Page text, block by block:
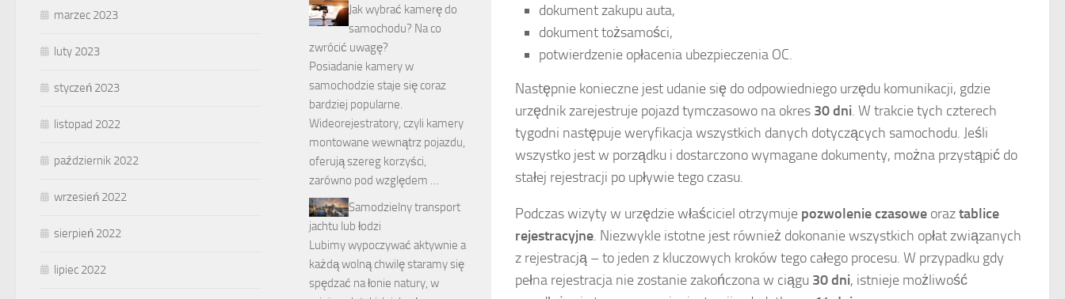
dokument zakupu auta,
dokument tożsamości,
potwierdzenie opłacenia ubezpieczenia OC.
Następnie konieczne jest udanie się do odpowiedniego urzędu komunikacji, gdzie
urzędnik zarejestruje pojazd tymczasowo na okres 30 dni. W trakcie tych czterech
tygodni następuje weryfikacja wszystkich danych dotyczących samochodu. Jeśli
wszystko jest w porządku i dostarczono wymagane dokumenty, można przystąpić do
stałej rejestracji po upływie tego czasu.
Podczas wizyty w urzędzie właściciel otrzymuje pozwolenie czasowe oraztablice
rejestracyjne. Niezwykle istotne jest również dokonanie wszystkich opłat związanych
z rejestracją – to jeden z kluczowych kroków tego całego procesu. W przypadku gdy
pełna rejestracja nie zostanie zakończona w ciągu 30 dni, istnieje możliwość
marzec 2023
luty 2023
styczeń 2023
listopad 2022
październik 2022
wrzesień 2022
sierpień 2022
lipiec 2022
Jak wybrać kamerę do
samochodu? Na co
zwrócić uwagę?
Posiadanie kamery w
samochodzie staje się coraz
bardziej popularne.
Wideorejestratory, czyli kamery
montowane wewnątrz pojazdu,
oferują szereg korzyści,
zarówno pod względem …
Samodzielny transport
jachtu lub łodzi
Lubimy wypoczywać aktywnie a
każdą wolną chwilę staramy się
spędzać na łonie natury, w